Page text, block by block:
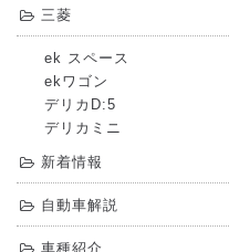
三菱
ek スペース
ekワゴン
デリカD:5
デリカミニ
新着情報
自動車解説